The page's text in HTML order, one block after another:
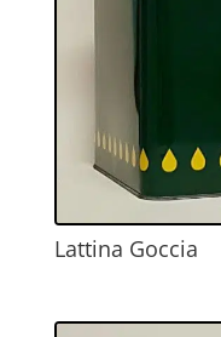
Lattina Goccia